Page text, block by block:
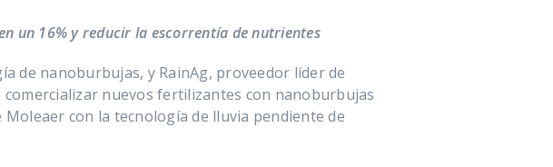
un 16% y reducir la escorrentía de nutrientes
de nanoburbujas, y RainAg, proveedor líder de
nuevos fertilizantes con nanoburbujas
con la tecnología de lluvia pendiente de